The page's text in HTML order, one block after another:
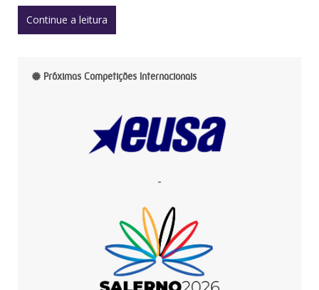
Continue a leitura
Próximas Competições Internacionais
-